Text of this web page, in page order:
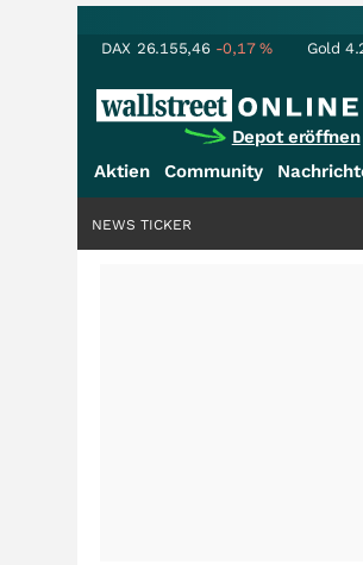
DAX 26.155,46 -0,17% Gold
Depot eröffnen
Aktien Community
NEWS TICKER